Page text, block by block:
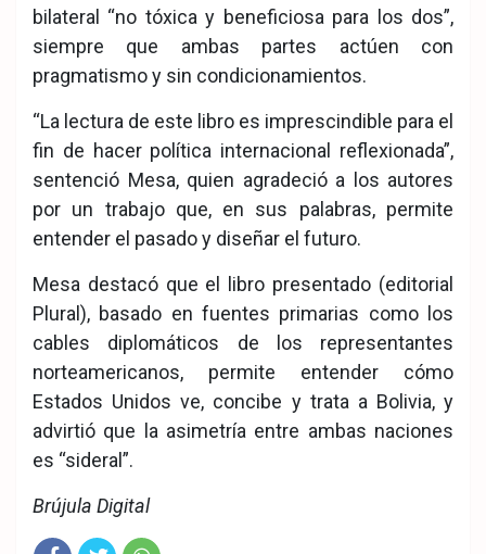
bilateral “no tóxica y beneficiosa para los dos”,
siempre que ambas partes actúen con
pragmatismo y sin condicionamientos.
“La lectura de este libro es imprescindible para el
fin de hacer política internacional reflexionada”,
sentenció Mesa, quien agradeció a los autores
por un trabajo que, en sus palabras, permite
entender el pasado y diseñar el futuro.
Mesa destacó que el libro presentado (editorial
Plural), basado en fuentes primarias como los
cables diplomáticos de los representantes
norteamericanos, permite entender cómo
Estados Unidos ve, concibe y trata a Bolivia, y
advirtió que la asimetría entre ambas naciones
es “sideral”.
Brújula Digital